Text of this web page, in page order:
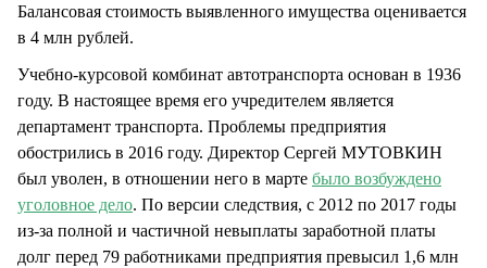
Балансовая стоимость выявленного имущества оценивается
в 4 млн рублей.
Учебно-курсовой комбинат автотранспорта основан в 1936
году. В настоящее время его учредителем является
департамент транспорта. Проблемы предприятия
обострились в 2016 году. Директор Сергей МУТОВКИН
был уволен, в отношении него в марте было возбуждено
уголовное дело. По версии следствия, с 2012 по 2017 годы
из-за полной и частичной невыплаты заработной платы
долг перед 79 работниками предприятия превысил 1,6 млн